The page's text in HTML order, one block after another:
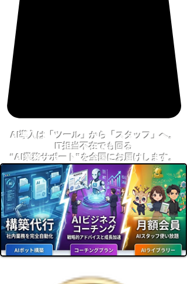
AI導入は「ツール」から「スタッフ」へ。
IT担当不在でも回る
“AI業務サポート”を全国にお届けします。